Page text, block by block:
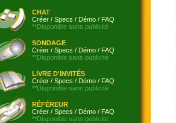
CHAT
Créer / Specs / Démo / FAQ
**Disponible sans publicité
SONDAGE
Créer / Specs / Démo / FAQ
**Disponible sans publicité
LIVRE D'INVITÉS
Créer / Specs / Démo / FAQ
**Disponible sans publicité
RÉFÉREUR
Créer / Specs / Démo / FAQ
**Disponible sans publicité